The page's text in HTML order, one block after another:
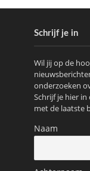
Schrijf je in
Wil jij op de
onderzoeken
Schrijf je hier
met de laatste
Naam